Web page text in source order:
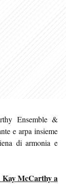
Ensemble &
e arpa insieme
di armonia e
Kay McCarthy a